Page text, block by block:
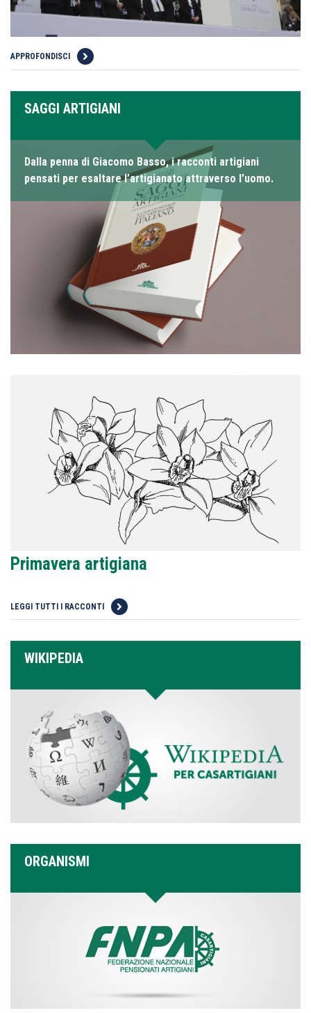
APPROFONDISCI
SAGGI ARTIGIANI
Dalla penna di Giacomo Basso, i racconti artigiani
pensati per esaltare l’artigianato attraverso l’uomo.
Primavera artigiana
LEGGI TUTTI I RACCONTI
WIKIPEDIA
ORGANISMI